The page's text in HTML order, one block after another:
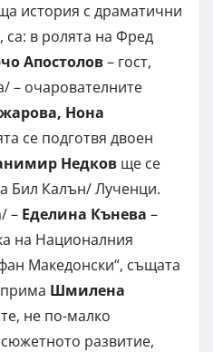
история с драматични
в ролята на Фред
Апостолов– гост,
– очарователните
Нона
се подготвя двоен
Недков ще се
Бил Калън/ Лученци.
– Еделина Кънева –
на Националния
Македонски“, същата
Шмилена
не по-малко
развитие,